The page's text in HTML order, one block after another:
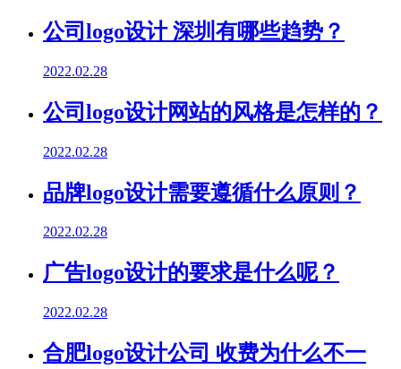
公司logo设计 深圳有哪些趋势？
2022.02.28
公司logo设计网站的风格是怎样的？
2022.02.28
品牌logo设计需要遵循什么原则？
2022.02.28
广告logo设计的要求是什么呢？
2022.02.28
合肥logo设计公司 收费为什么不一